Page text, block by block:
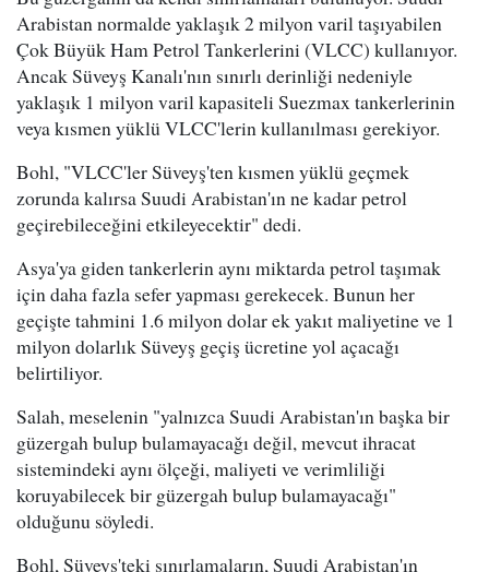
Arabistan normalde yaklaşık 2 milyon varil taşıyabilen
Çok Büyük Ham Petrol Tankerlerini (VLCC) kullanıyor.
Ancak Süveyş Kanalı'nın sınırlı derinliği nedeniyle
yaklaşık 1 milyon varil kapasiteli Suezmax tankerlerinin
veya kısmen yüklü VLCC'lerin kullanılması gerekiyor.
Bohl, "VLCC'ler Süveyş'ten kısmen yüklü geçmek
zorunda kalırsa Suudi Arabistan'ın ne kadar petrol
geçirebileceğini etkileyecektir" dedi.
Asya'ya giden tankerlerin aynı miktarda petrol taşımak
için daha fazla sefer yapması gerekecek. Bunun her
geçişte tahmini 1.6 milyon dolar ek yakıt maliyetine ve 1
milyon dolarlık Süveyş geçiş ücretine yol açacağı
belirtiliyor.
Salah, meselenin "yalnızca Suudi Arabistan'ın başka bir
güzergah bulup bulamayacağı değil, mevcut ihracat
sistemindeki aynı ölçeği, maliyeti ve verimliliği
koruyabilecek bir güzergah bulup bulamayacağı"
olduğunu söyledi.
Bohl, Süveyş'teki sınırlamaların, Suudi Arabistan'ın